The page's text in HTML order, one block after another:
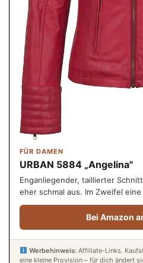
FÜR DAMEN
URBAN 5884 „Angelina"
Enganliegender, taillierter
eher schmal aus. Im Zweifel
Bei Amazon
Werbehinweis:Affiliate-Links.
eine kleine Provision – für dich ändert